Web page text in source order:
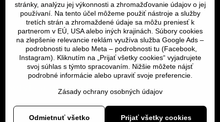
Servis Košice
Dôležité odkazy
SERVIS KURIÉROM
Servis a oprava | slovit.sk
© Copyright
stránky, analýzu jej výkonnosti a zhromažďovanie údajov o jej
používaní. Na tento účel môžeme použiť nástroje a služby
tretích strán a zhromaždené údaje sa môžu preniesť k
partnerom v EÚ, USA alebo iných krajinách. Súbory cookies
na zlepšenie relevancie reklám využíva služba Google Ads –
podrobnosti tu alebo Meta – podrobnosti tu (Facebook,
Instagram). Kliknutím na „Prijať všetky cookies“ vyjadrujete
svoj súhlas s týmto spracovaním. Nižšie môžete nájsť
podrobné informácie alebo upraviť svoje preferencie.
Zásady ochrany osobných údajov
Prijať všetky cookies
Odmietnuť všetko